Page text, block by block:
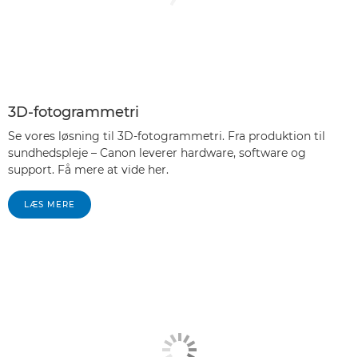
3D-fotogrammetri
Se vores løsning til 3D-fotogrammetri. Fra produktion til
sundhedspleje – Canon leverer hardware, software og
support. Få mere at vide her.
LÆS MERE